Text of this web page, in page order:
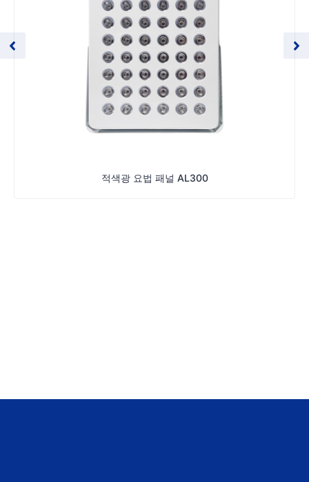
적색광 요법 패널 AL300